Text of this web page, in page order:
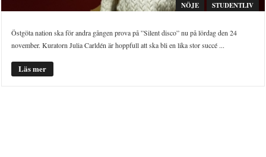
NÖJE STUDENTLIV
Östgöta nation ska för andra gången prova på ”Silent disco” nu på lördag den 24
november. Kuratorn Julia Carldén är hoppfull att ska bli en lika stor succé ...
Läs mer